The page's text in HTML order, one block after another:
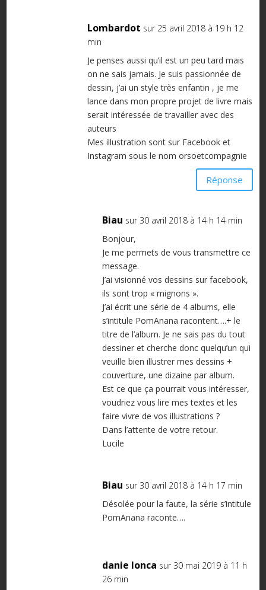
Lombardot sur 25 avril 2018 à 19 h 12
min
Je penses aussi qu’il est un peu tard mais
on ne sais jamais. Je suis passionnée de
dessin, j’ai un style très enfantin , je me
lance dans mon propre projet de livre mais
serait intéressée de travailler avec des
auteurs
Mes illustration sont sur Facebook et
Instagram sous le nom orsoetcompagnie
Réponse
Biau sur 30 avril 2018 à 14 h 14 min
Bonjour,
Je me permets de vous transmettre ce
message.
J’ai visionné vos dessins sur facebook,
ils sont trop « mignons ».
J’ai écrit une série de 4 albums, elle
s’intitule PomAnana racontent….+ le
titre de l’album. Je ne sais pas du tout
dessiner et cherche donc quelqu’un qui
veuille bien illustrer mes dessins +
couverture, une dizaine par album.
Est ce que ça pourrait vous intéresser,
voudriez vous lire mes textes et les
faire vivre de vos illustrations ?
Dans l’attente de votre retour.
Lucile
Biau sur 30 avril 2018 à 14 h 17 min
Désolée pour la faute, la série s’intitule
PomAnana raconte….
danie lonca sur 30 mai 2019 à 11 h
26 min